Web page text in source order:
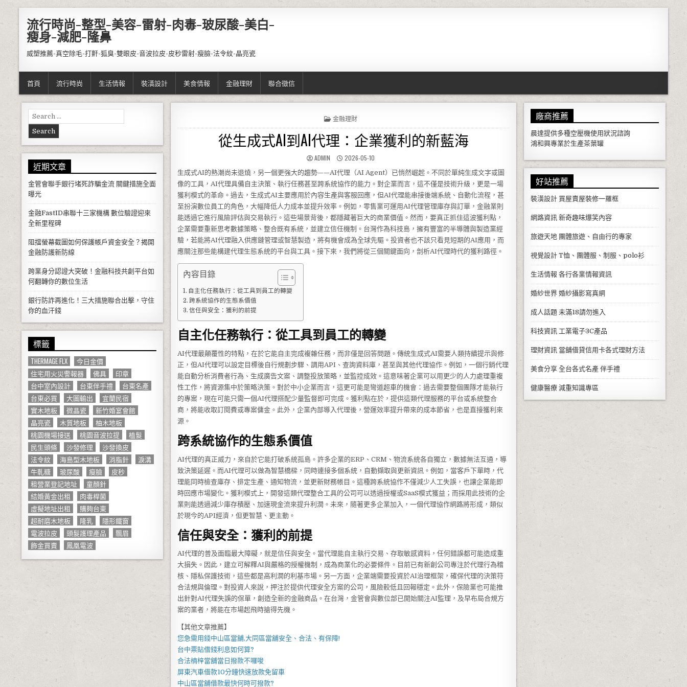
流行時尚-整型-美容-雷射-肉毒-玻尿酸-美白-
瘦身-減肥-隆鼻
威塑推薦-真空除毛-打鼾-狐臭-雙眼皮-音波拉皮-皮秒雷射-瘦臉-法令紋-晶亮瓷
首頁 流行時尚 生活情報 裝潢設計 美食情報 金融理財 聯合徵信
POSTED IN
金融理財
從生成式AI到AI代理：企業獲利的新藍海
AUTHOR:
ADMIN PUBLISHED DATE:
2026-05-10
生成式AI的熱潮尚未退燒，另一個更強大的趨勢——AI代理（AI Agent）已悄然崛起。不同於單純生成文字或圖
像的工具，AI代理具備自主決策、執行任務甚至跨系統協作的能力。對企業而言，這不僅是技術升級，更是一場
獲利模式的革命。過去，生成式AI主要應用於內容生產與客服回應，但AI代理能串接後端系統、自動化流程，甚
至扮演數位員工的角色，大幅降低人力成本並提升效率。例如，零售業可運用AI代理管理庫存與訂單，金融業則
能透過它進行風險評估與交易執行。這些場景背後，都隱藏著巨大的商業價值。然而，要真正抓住這波獲利點，
企業需要重新思考數據策略、整合既有系統，並建立信任機制。台灣作為科技島，擁有豐富的半導體與製造業經
驗，若能將AI代理融入供應鏈管理或智慧製造，將有機會成為全球先驅。投資者也不該只看見短期的AI應用，而
應關注那些能構建代理生態系統的平台與工具。接下來，我們將從三個關鍵面向，剖析AI代理時代的獲利路徑。
內容目錄
自主化任務執行：從工具到員工的轉變
跨系統協作的生態系價值
信任與安全：獲利的前提
自主化任務執行：從工具到員工的轉變
AI代理最顛覆性的特點，在於它能自主完成複雜任務，而非僅是回答問題。傳統生成式AI需要人類持續提示與修
正，但AI代理可以設定目標後自行規劃步驟、調用API、查詢資料庫，甚至與其他代理協作。例如，一個行銷代理
能自動分析消費者行為、生成廣告文案、調整投放策略，並監控成效。這意味著企業可以用更少的人力處理重複
性工作，將資源集中於策略決策。對於中小企業而言，這更可能是彎道超車的機會：過去需要整個團隊才能執行
的專案，現在可能只需一個AI代理搭配少量監督即可完成。獲利點在於，提供這類代理服務的平台或系統整合
商，將能收取訂閱費或專案傭金。此外，企業內部導入代理後，營運效率提升帶來的成本節省，也是直接獲利來
源。
跨系統協作的生態系價值
AI代理的真正威力，來自於它能打破系統孤島。許多企業的ERP、CRM、物流系統各自獨立，數據無法互通，導
致決策延遲。而AI代理可以做為智慧橋樑，同時連接多個系統，自動擷取與更新資訊。例如，當客戶下單時，代
理能同時檢查庫存、排定生產、通知物流，並更新財務帳目。這種跨系統協作不僅減少人工失誤，也讓企業能即
時回應市場變化。獲利模式上，開發這類代理整合工具的公司可以透過授權或SaaS模式獲益；而採用此技術的企
業則能透過減少庫存積壓、加速現金流來提升利潤。未來，隨著更多企業加入，一個代理協作網路將形成，類似
於現今的API經濟，但更智慧、更主動。
信任與安全：獲利的前提
AI代理的普及面臨最大障礙，就是信任與安全。當代理能自主執行交易、存取敏感資料，任何錯誤都可能造成重
大損失。因此，建立可解釋AI與嚴格的授權機制，成為商業化的必要條件。目前已有新創公司專注於代理行為稽
核、隱私保護技術，這些都是高利潤的利基市場。另一方面，企業端需要投資於AI治理框架，確保代理的決策符
合法規與倫理。對投資人來說，押注於提供代理安全方案的公司，風險較低且回報穩定。此外，保險業也可能推
出針對AI代理失誤的保單，創造全新的金融商品。在台灣，金管會與數位部已開始關注AI監理，及早布局合規方
案的業者，將能在市場起飛時搶得先機。
【其他文章推薦】
您急需用錢中山區當舖,大同區當舖安全、合法、有保障!
台中票貼借錢利息如何算?
合法楠梓當舖當 日撥款不囉唆
屏東汽車借款10分鐘快速放款免留車
中山區當舖借款最快何時可撥款?
Search for:
近期文章
金管會聯手銀行堵死詐騙金流 關鍵措施全面
曝光
金融FastID串聯十三家機構 數位驗證迎來
全新里程碑
阻擋螢幕截圖如何保護帳戶資金安全？揭開
金融防護新防線
跨業身分認證大突破！金融科技共創平台如
何翻轉你的數位生活
銀行防詐再進化！三大措施聯合出擊，守住
你的血汗錢
標籤
THERMAGE FLX
今日金價
住宅用火災警報器
佛具
印章
台中室內設計
台東伴手禮
台東名產
台東必買
大圖輸出
宜蘭民宿
實木地板
微晶瓷
新竹婚宴會館
晶亮瓷
木質地板
柚木地板
桃園機場接送
桃園音波拉提
植髮
民生頭條
沙發修理
沙發換皮
法令紋
海島型木地板 消脂針
淚溝
牛軋糖
玻尿酸 瘦臉
皮秒
租營業登記地址
童顏針
結婚黃金出租
肉毒桿菌
虛擬地址出租
購夠台東
超耐磨木地板
隆乳
隱形鐵窗
電波拉皮
頭髮護理產品
飄眉
飾金買賣
鳳凰電波
廠商推薦
晨達提供多種空壓機使用狀況諮詢
鴻和興專業於生產茶葉罐
好站推薦
裝潢設計買屋賣屋裝修一羅框
網路資訊新奇趣味爆笑內容
旅遊天地團體旅遊、自由行的專家
視覺設計T恤、團體服、制服、polo衫
生活情報 各行各業情報資訊
婚紗世界婚紗攝影寫真網
成人話題未滿18請勿進入
科技資訊工業電子3C產品
理財資訊當舖借貸信用卡各式理財方法
美食分享全台各式名產 伴手禮
健康醫療減重知識專區